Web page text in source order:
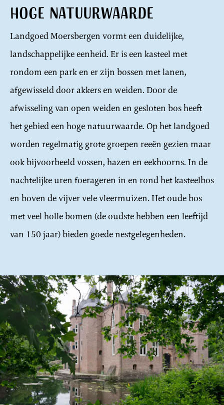
Hoge natuurwaarde
Landgoed Moersbergen vormt een duidelijke,
landschappelijke eenheid. Er is een kasteel met
rondom een park en er zijn bossen met lanen,
afgewisseld door akkers en weiden. Door de
afwisseling van open weiden en gesloten bos heeft
het gebied een hoge natuurwaarde. Op het landgoed
worden regelmatig grote groepen reeën gezien maar
ook bijvoorbeeld vossen, hazen en eekhoorns. In de
nachtelijke uren foerageren in en rond het kasteelbos
en boven de vijver vele vleermuizen. Het oude bos
met veel holle bomen (de oudste hebben een leeftijd
van 150 jaar) bieden goede nestgelegenheden.